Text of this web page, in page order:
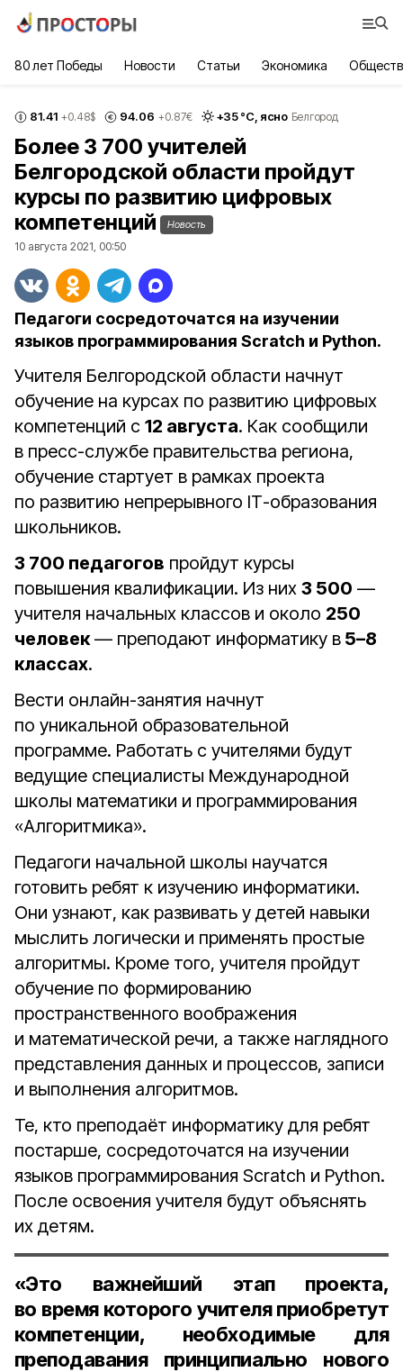
80 лет Победы Новости Статьи Экономика
81.41 +0.48$ 94.06 +0.87€ +35°С, ясно Белгород
Более 3 700 учителей
Белгородской области пройдут
курсы по развитию цифровых
компетенций
Новость
10 августа 2021, 00:50
Педагоги сосредоточатся на изучении
языков программирования Scratch и Python.
Учителя Белгородской области начнут
обучение на курсах по развитию цифровых
компетенций с 12 августа. Как сообщили
в пресс-службе правительства региона,
обучение стартует в рамках проекта
по развитию непрерывного IТ-образования
школьников.
3 700 педагогов пройдут курсы
повышения квалификации. Из них 3 500 —
учителя начальных классов и около 250
человек— преподают информатику в 5–8
классах.
Вести онлайн-занятия начнут
по уникальной образовательной
программе. Работать с учителями будут
ведущие специалисты Международной
школы математики и программирования
«Алгоритмика».
Педагоги начальной школы научатся
готовить ребят к изучению информатики.
Они узнают, как развивать у детей навыки
мыслить логически и применять простые
алгоритмы. Кроме того, учителя пройдут
обучение по формированию
пространственного воображения
и математической речи, а также наглядного
представления данных и процессов, записи
и выполнения алгоритмов.
Те, кто преподаёт информатику для ребят
постарше, сосредоточатся на изучении
языков программирования Scratch и Python.
После освоения учителя будут объяснять
их детям.
«Это важнейший этап проекта,
во время которого учителя приобретут
компетенции, необходимые для
преподавания принципиально нового